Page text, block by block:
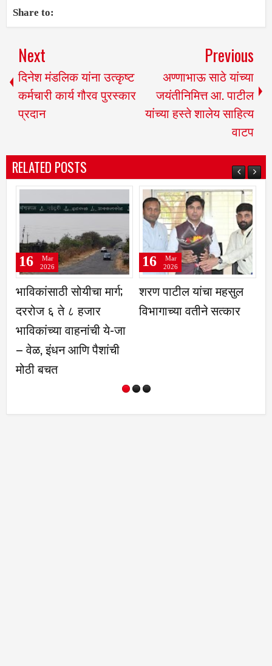
Share to:
Next
दिनेश मंडलिक यांना उत्कृष्ट
कर्मचारी कार्य गौरव पुरस्कार
प्रदान
Previous
अण्णाभाऊ साठे यांच्या
जयंतीनिमित्त आ. पाटील
यांच्या हस्ते शालेय साहित्य
वाटप
RELATED POSTS
सोयीचा मार्ग;
६ ते ८ हजार
वाहनांची ये-जा
इंधन आणि पैशांची
शरण पाटील यांचा महसुल
विभागाच्या वतीने सत्कार
16
Mar
2026
इंडिया
16
Mar